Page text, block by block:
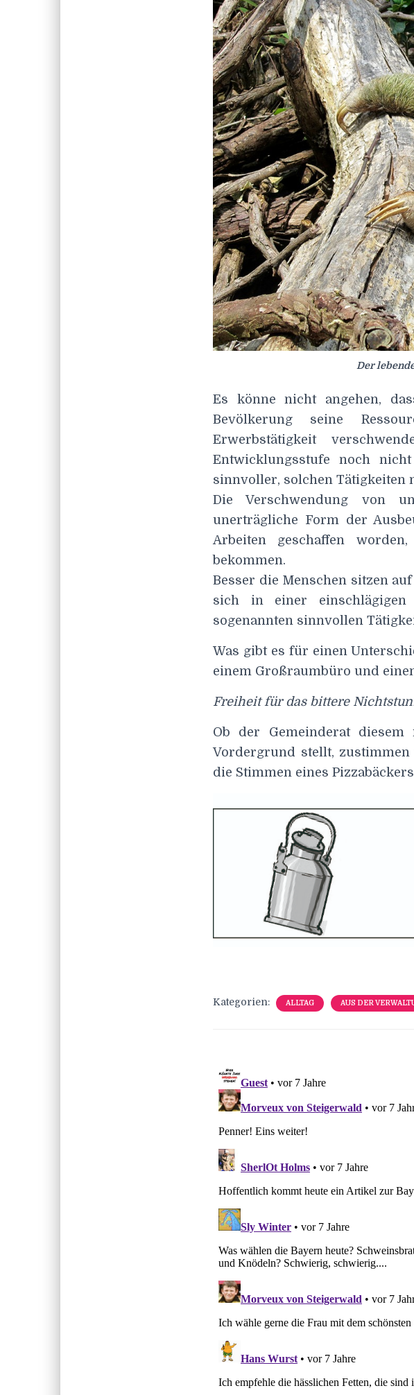
Der
Es könne nicht angehen,
Bevölkerung seine
Erwerbstätigkeit
Entwicklungsstufe noch
sinnvoller, solchen Tätigkeiten
Die Verschwendung von
unerträgliche Form der
Arbeiten geschaffen
bekommen.
Besser die Menschen sitzen
sich in einer
sogenannten sinnvollen
Was gibt es für einen
einem Großraumbüro und
Freiheit für das bittere
Ob der Gemeinderat
Vordergrund stellt,
die Stimmen eines
Kategorien: ALLTAG AUS DER